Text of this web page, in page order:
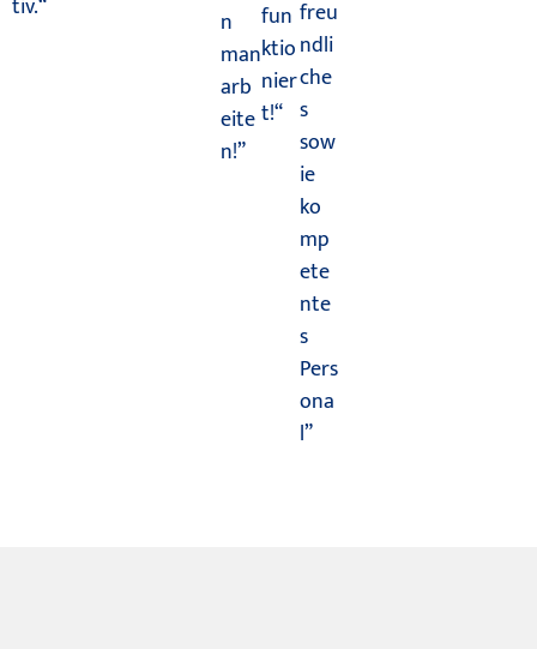
n
man
arb
eite
n!”
fun
ktio
nier
t!“
freu
ndli
che
s
sow
ie
ko
mp
ete
nte
s
Pers
ona
l”